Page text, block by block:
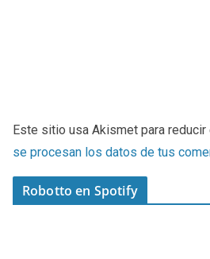
Este sitio usa Akismet para reducir
se procesan los datos de tus
Robotto en Spotify